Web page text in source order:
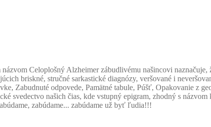
Celoplošný Alzheimer zábudlivému našincovi
briskné, stručné sarkastické diagnózy, veršované i
Zabudnuté odpovede, Pamätné tabule, Púšť, Opakovanie z
svedectvo našich čias, kde vstupný epigram, zhodný s
zabúdame... zabúdame už byť ľudia!!!